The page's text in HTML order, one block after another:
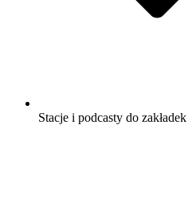
Stacje i podcasty do zakładek